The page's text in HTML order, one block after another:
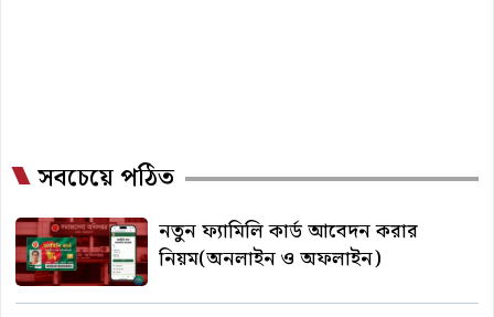
সবচেয়ে পঠিত
নতুন ফ্যামিলি কার্ড আবেদন করার
নিয়ম(অনলাইন ও অফলাইন)